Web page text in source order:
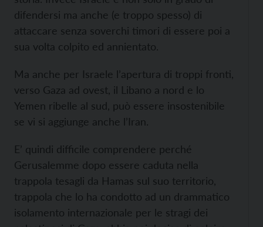
difendersi ma anche (e troppo spesso) di
attaccare senza soverchi timori di essere poi a
sua volta colpito ed annientato.
Ma anche per Israele l’apertura di troppi fronti,
verso Gaza ad ovest, il Libano a nord e lo
Yemen ribelle al sud, può essere insostenibile
se vi si aggiunge anche l’Iran.
E’ quindi difficile comprendere perché
Gerusalemme dopo essere caduta nella
trappola tesagli da Hamas sul suo territorio,
trappola che lo ha condotto ad un drammatico
isolamento internazionale per le stragi dei